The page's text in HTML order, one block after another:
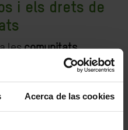
Acerca de las cookies
i els drets de
lescomunitats
drets sobre els
. Restaurem terres
recuperació de les